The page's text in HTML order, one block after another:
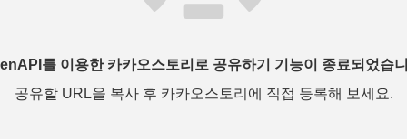
를 이용한 카카오스토리로 공유하기 기능이 종료되었습
공유할 URL을 복사 후 카카오스토리에 직접 등록해 보세요.